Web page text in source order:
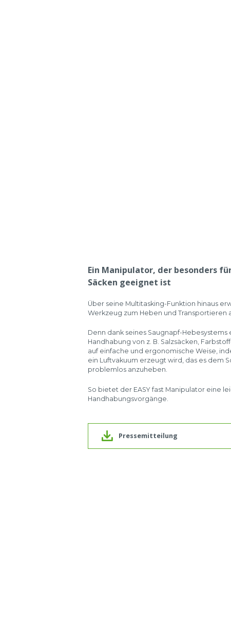
Ein Manipulator, der besonders
Säcken geeignet ist
Über seine Multitasking-Funktion hinaus
Werkzeug zum Heben und Transportieren
Denn dank seines Saugnapf-Hebesystems
Handhabung von z. B. Salzsäcken,
auf einfache und ergonomische Weise,
ein Luftvakuum erzeugt wird, das es dem
problemlos anzuheben.
So bietet der EASY fast Manipulator eine
Handhabungsvorgänge.
Pressemitteilung